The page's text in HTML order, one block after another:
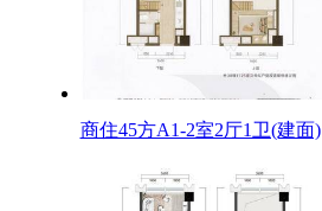
商住45方A1-2室2厅1卫(建面)